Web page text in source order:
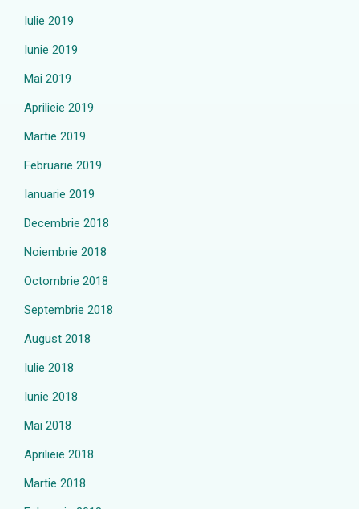
Iulie 2019
Iunie 2019
Mai 2019
Aprilieie 2019
Martie 2019
Februarie 2019
Ianuarie 2019
Decembrie 2018
Noiembrie 2018
Octombrie 2018
Septembrie 2018
August 2018
Iulie 2018
Iunie 2018
Mai 2018
Aprilieie 2018
Martie 2018